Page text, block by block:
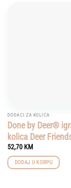
DODACI ZA KOLICA
Done by Deer®
kolica Deer
52,70 KM
DODAJ U KORPU